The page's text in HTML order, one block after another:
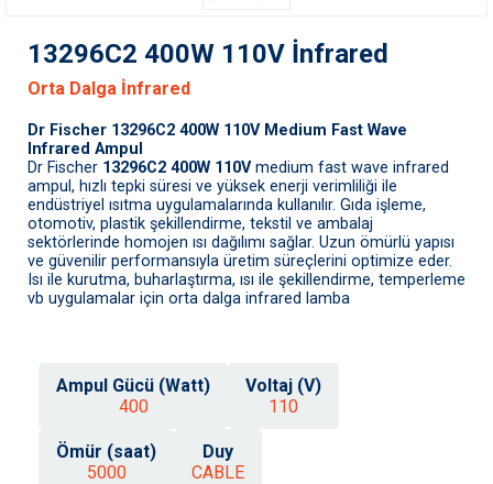
13296C2 400W 110V İnfrared
Orta Dalga İnfrared
Dr Fischer 13296C2 400W 110V Medium Fast Wave
Infrared Ampul
Dr Fischer 13296C2 400W 110Vmedium fast wave infrared
ampul, hızlı tepki süresi ve yüksek enerji verimliliği ile
endüstriyel ısıtma uygulamalarında kullanılır. Gıda işleme,
otomotiv, plastik şekillendirme, tekstil ve ambalaj
sektörlerinde homojen ısı dağılımı sağlar. Uzun ömürlü yapısı
ve güvenilir performansıyla üretim süreçlerini optimize eder.
Isı ile kurutma, buharlaştırma, ısı ile şekillendirme, temperleme
vb uygulamalar için orta dalga infrared lamba
Ampul Gücü (Watt)
400
Voltaj (V)
110
Ömür (saat)
5000
Duy
CABLE